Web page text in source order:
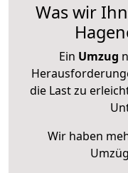
Was wir
Ein Umzug
die Last zu
Wir haben